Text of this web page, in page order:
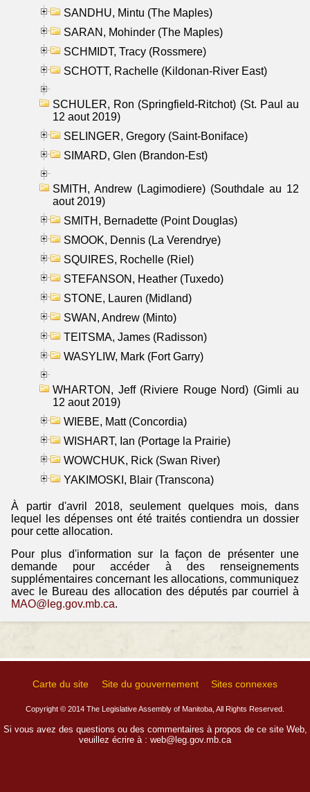
SANDHU, Mintu (The Maples)
SARAN, Mohinder (The Maples)
SCHMIDT, Tracy (Rossmere)
SCHOTT, Rachelle (Kildonan-River East)
SCHULER, Ron (Springfield-Ritchot) (St. Paul au
12 aout 2019)
SELINGER, Gregory (Saint-Boniface)
SIMARD, Glen (Brandon-Est)
SMITH, Andrew (Lagimodiere) (Southdale au 12
aout 2019)
SMITH, Bernadette (Point Douglas)
SMOOK, Dennis (La Verendrye)
SQUIRES, Rochelle (Riel)
STEFANSON, Heather (Tuxedo)
STONE, Lauren (Midland)
SWAN, Andrew (Minto)
TEITSMA, James (Radisson)
WASYLIW, Mark (Fort Garry)
WHARTON, Jeff (Riviere Rouge Nord) (Gimli au
12 aout 2019)
WIEBE, Matt (Concordia)
WISHART, Ian (Portage la Prairie)
WOWCHUK, Rick (Swan River)
YAKIMOSKI, Blair (Transcona)
À partir d'avril 2018, seulement quelques mois, dans
lequel les dépenses ont été traités contiendra un dossier
pour cette allocation.
Pour plus d'information sur la façon de présenter une
demande pour accéder à des renseignements
supplémentaires concernant les allocations, communiquez
avec le Bureau des allocation des députés par courriel à
MAO@leg.gov.mb.ca.
Carte du site Site du gouvernement Sites connexes
Copyright © 2014 The Legislative Assembly of Manitoba, All Rights Reserved.
Si vous avez des questions ou des commentaires à propos de ce site Web,
veuillez écrire à : web@leg.gov.mb.ca